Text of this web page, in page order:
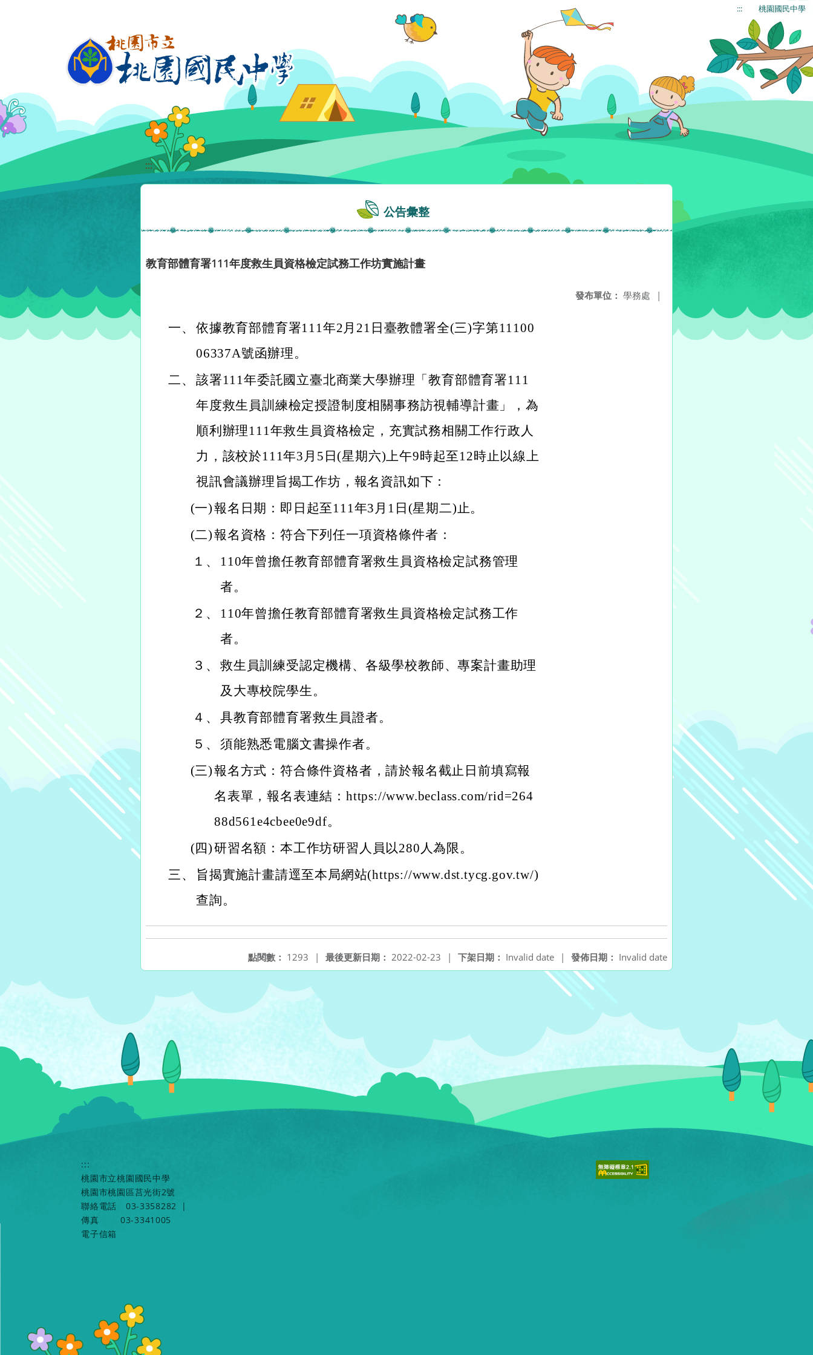
::: 桃園國民中學
:::
公告彙整
教育部體育署111年度救生員資格檢定試務工作坊實施計畫
發布單位： 學務處 |
一、 依據教育部體育署111年2月21日臺教體署全(三)字第11100
06337A號函辦理。
二、 該署111年委託國立臺北商業大學辦理「教育部體育署111
年度救生員訓練檢定授證制度相關事務訪視輔導計畫」，為
順利辦理111年救生員資格檢定，充實試務相關工作行政人
力，該校於111年3月5日(星期六)上午9時起至12時止以線上
視訊會議辦理旨揭工作坊，報名資訊如下：
(一)報名日期：即日起至111年3月1日(星期二)止。
(二)報名資格：符合下列任一項資格條件者：
１、
110年曾擔任教育部體育署救生員資格檢定試務管理
者。
２、
110年曾擔任教育部體育署救生員資格檢定試務工作
者。
３、 救生員訓練受認定機構、各級學校教師、專案計畫助理
及大專校院學生。
４、 具教育部體育署救生員證者。
５、
須能熟悉電腦文書操作者。
(三)報名方式：符合條件資格者，請於報名截止日前填寫報
名表單，報名表連結：https://www.beclass.com/rid=264
88d561e4cbee0e9df。
(四)研習名額：本工作坊研習人員以280人為限。
三、
旨揭實施計畫請逕至本局網站(https://www.dst.tycg.gov.tw/)
查詢。
發佈日期： Invalid date
下架日期： Invalid date |
最後更新日期： 2022-02-23 |
點閱數： 1293 |
:::
桃園市立桃園國民中學
桃園市桃園區莒光街2號
聯絡電話
03-3358282
|
傳真
03-3341005
電子信箱